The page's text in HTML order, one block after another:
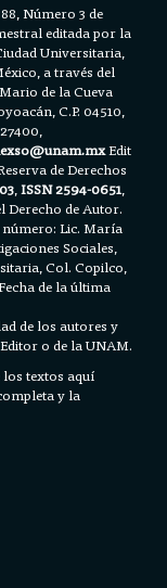
Número 3 de
editada por la
Universitaria,
a través del
de la Cueva
C.P. 04510,
Edit
de Derechos
,ISSN 2594-0651,
de Autor.
número: Lic. María
Sociales,
Col. Copilco,
de la última
de los autores y
o de la UNAM.
textos aquí
y la